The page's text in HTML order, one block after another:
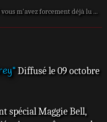
m'avez forcement déjà lu ...
Diffusé le 09 octobre
spécial Maggie Bell,